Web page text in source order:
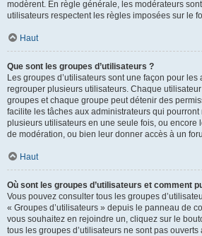
modèrent. En règle générale, les modérateurs
utilisateurs respectent les règles imposées sur le
Haut
Que sont les groupes d’utilisateurs ?
Les groupes d’utilisateurs sont une façon pour
regrouper plusieurs utilisateurs. Chaque
groupes et chaque groupe peut détenir des
facilite les tâches aux administrateurs qui
plusieurs utilisateurs en une seule fois, ou encore
de modération, ou bien leur donner accès à un
Haut
Où sont les groupes d’utilisateurs et comment
Vous pouvez consulter tous les groupes
« Groupes d’utilisateurs » depuis le panneau de
vous souhaitez en rejoindre un, cliquez sur le
tous les groupes d’utilisateurs ne sont pas